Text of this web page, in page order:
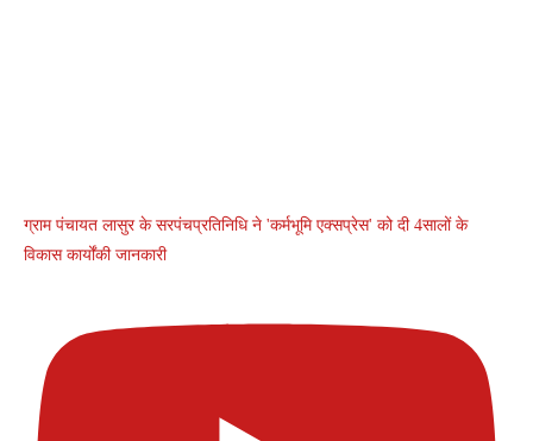
ग्राम पंचायत लासुर के सरपंचप्रतिनिधि ने 'कर्मभूमि एक्सप्रेस' को दी 4सालों के
विकास कार्योंकी जानकारी